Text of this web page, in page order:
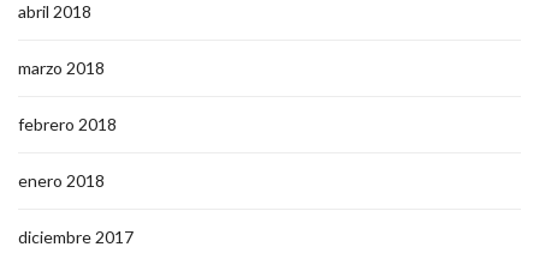
abril 2018
marzo 2018
febrero 2018
enero 2018
diciembre 2017